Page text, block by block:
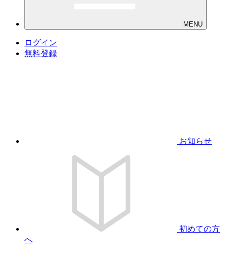
MENU
ログイン
無料登録
お知らせ
初めての方
へ